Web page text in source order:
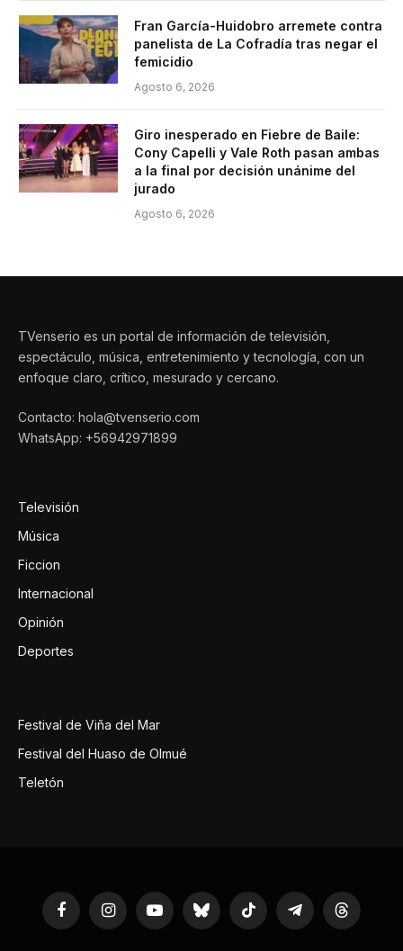
Fran García-Huidobro arremete contra
panelista de La Cofradía tras negar el
femicidio
Agosto 6, 2026
Giro inesperado en Fiebre de Baile:
Cony Capelli y Vale Roth pasan ambas
a la final por decisión unánime del
jurado
Agosto 6, 2026
TVenserio es un portal de información de televisión,
espectáculo, música, entretenimiento y tecnología, con un
enfoque claro, crítico, mesurado y cercano.
Contacto: hola@tvenserio.com
WhatsApp: +56942971899
Televisión
Música
Ficcion
Internacional
Opinión
Deportes
Festival de Viña del Mar
Festival del Huaso de Olmué
Teletón
FacebookInstagramYouTubeBluesky TikTok TelegramThreads